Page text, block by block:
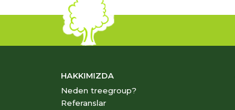
HAKKIMIZDA
Neden treegroup?
Referanslar